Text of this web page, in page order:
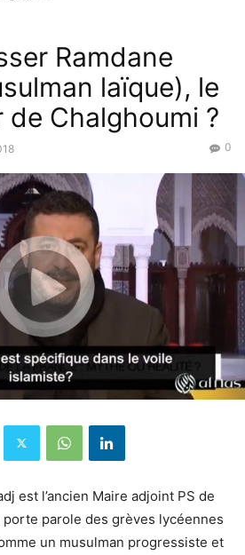
Ramdane
laïque), le
Chalghoumi ?
0
est l’ancien Maire adjoint PS de
parole des grèves lycéennes
un musulman progressiste et